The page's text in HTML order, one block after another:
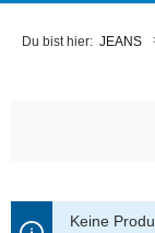
JEANS
Keine